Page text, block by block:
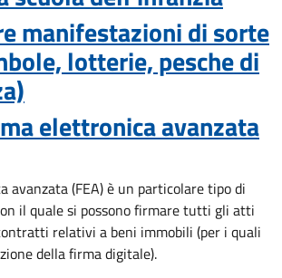
manifestazioni di sorte
lotterie, pesche di
elettronica avanzata
avanzata (FEA) è un particolare tipo di
il quale si possono firmare tutti gli atti
relativi a beni immobili (per i quali
della firma digitale).